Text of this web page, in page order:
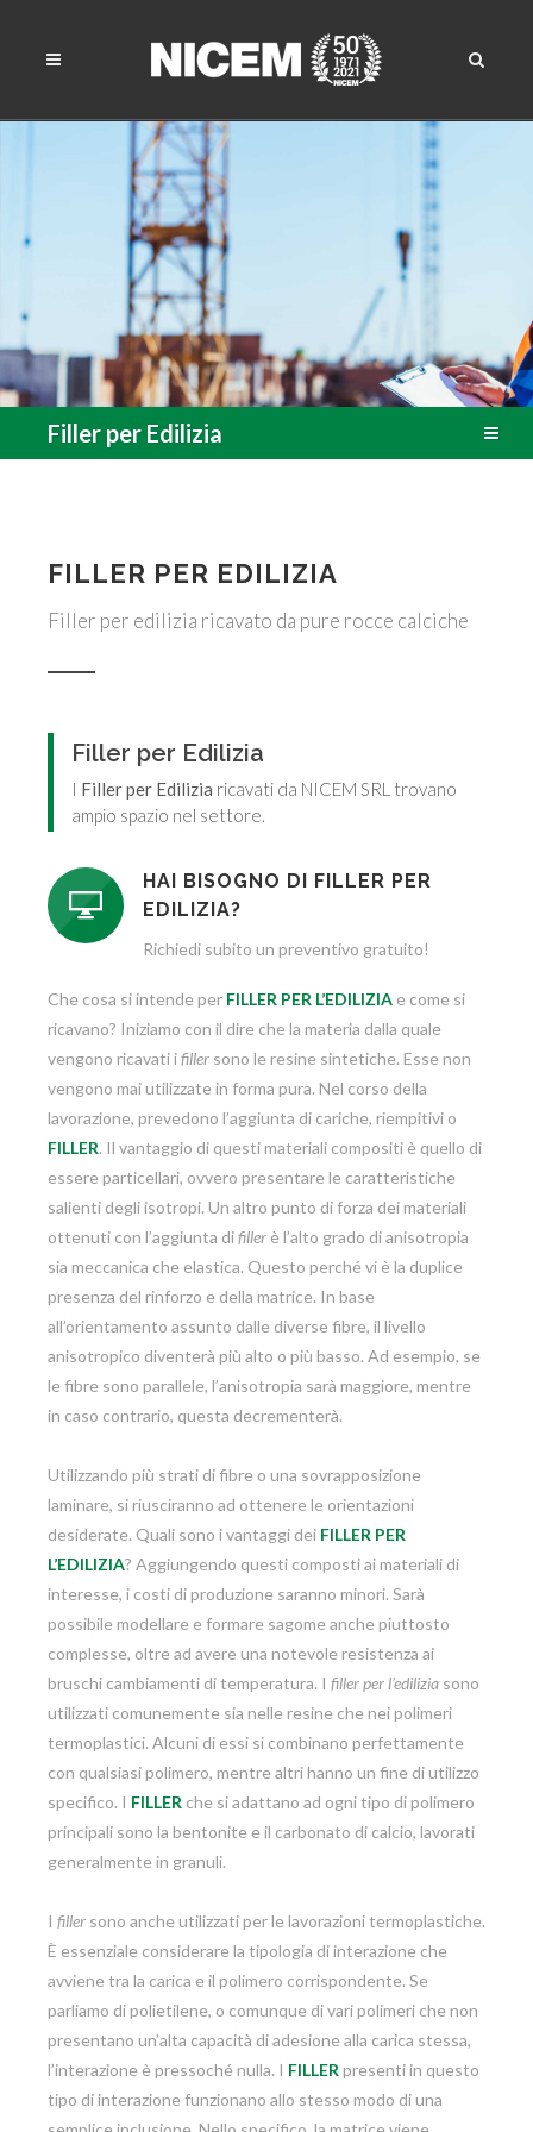
Filler per Edilizia
FILLER PER EDILIZIA
Filler per edilizia ricavato da pure rocce calciche
Filler per Edilizia
I Filler per Edilizia ricavati da NICEM SRL trovano
ampio spazio nel settore.
HAI BISOGNO DI FILLER PER
EDILIZIA?
Richiedi subito un preventivo gratuito!
Che cosa si intende per FILLER PER L’EDILIZIA e come si
ricavano? Iniziamo con il dire che la materia dalla quale
vengono ricavati ifiller sono le resine sintetiche. Esse non
vengono mai utilizzate in forma pura. Nel corso della
lavorazione, prevedono l’aggiunta di cariche, riempitivi o
FILLER. Il vantaggio di questi materiali compositi è quello di
essere particellari, ovvero presentare le caratteristiche
salienti degli isotropi. Un altro punto di forza dei materiali
ottenuti con l’aggiunta difiller è l’alto grado di anisotropia
sia meccanica che elastica. Questo perché vi è la duplice
presenza del rinforzo e della matrice. In base
all’orientamento assunto dalle diverse fibre, il livello
anisotropico diventerà più alto o più basso. Ad esempio, se
le fibre sono parallele, l’anisotropia sarà maggiore, mentre
in caso contrario, questa decrementerà.
Utilizzando più strati di fibre o una sovrapposizione
laminare, si riusciranno ad ottenere le orientazioni
desiderate. Quali sono i vantaggi dei FILLER PER
L’EDILIZIA? Aggiungendo questi composti ai materiali di
interesse, i costi di produzione saranno minori. Sarà
possibile modellare e formare sagome anche piuttosto
complesse, oltre ad avere una notevole resistenza ai
bruschi cambiamenti di temperatura. I filler per l’edilizia sono
utilizzati comunemente sia nelle resine che nei polimeri
termoplastici. Alcuni di essi si combinano perfettamente
con qualsiasi polimero, mentre altri hanno un fine di utilizzo
specifico. I FILLER che si adattano ad ogni tipo di polimero
principali sono la bentonite e il carbonato di calcio, lavorati
generalmente in granuli.
I filler sono anche utilizzati per le lavorazioni termoplastiche.
È essenziale considerare la tipologia di interazione che
avviene tra la carica e il polimero corrispondente. Se
parliamo di polietilene, o comunque di vari polimeri che non
presentano un’alta capacità di adesione alla carica stessa,
l’interazione è pressoché nulla. I FILLER presenti in questo
tipo di interazione funzionano allo stesso modo di una